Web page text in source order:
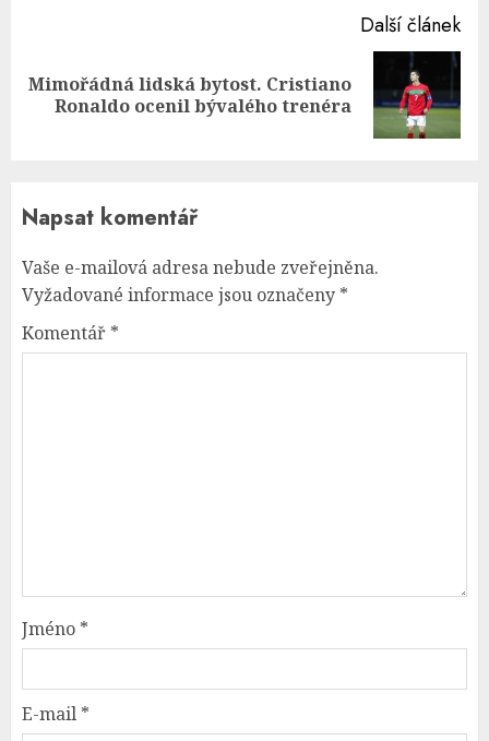
Další článek
Next
post:
Mimořádná lidská bytost. Cristiano
Ronaldo ocenil bývalého trenéra
Napsat komentář
Vaše e-mailová adresa nebude zveřejněna.
Vyžadované informace jsou označeny *
Komentář *
Jméno *
E-mail *